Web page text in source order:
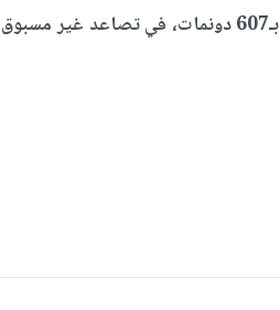
وأضاف داوود: "هذه الأوامر استهدفت مساحة تقدر بـ607